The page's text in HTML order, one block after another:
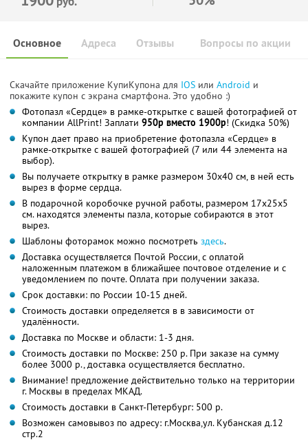
Основное Отзывы Вопросы по акции
Адреса
Скачайте приложение КупиКупона для IOS или Android и
покажите купон с экрана смартфона. Это удобно :)
Фотопазл «Сердце» в рамке-открытке с вашей фотографией от
компании AllPrint! Заплати 950р вместо 1900р! (Скидка 50%)
Купон дает право на приобретение фотопазла «Сердце» в
рамке-открытке с вашей фотографией (7 или 44 элемента на
выбор).
Вы получаете открытку в рамке размером 30х40 см, в ней есть
вырез в форме сердца.
В подарочной коробочке ручной работы, размером 17х25х5
см. находятся элементы пазла, которые собираются в этот
вырез.
Шаблоны фоторамок можно посмотреть здесь.
Доставка осуществляется Почтой России, с оплатой
наложенным платежом в ближайшее почтовое отделение и с
уведомлением по почте. Оплата при получении заказа.
Срок доставки: по России 10-15 дней.
Стоимость доставки определяется в в зависимости от
удалённости.
Доставка по Москве и области: 1-3 дня.
Стоимость доставки по Москве: 250 р. При заказе на сумму
более 3000 р., доставка осуществляется бесплатно.
Внимание! предложение действительно только на территории
г. Москвы в пределах МКАД.
Стоимость доставки в Санкт-Петербург: 500 р.
Возможен самовывоз по адресу: г.Москва,ул. Кубанская д.12
стр.2